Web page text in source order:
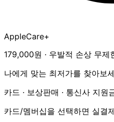
AppleCare+
179,000원 · 우발적 손상 무제
나에게 맞는 최저가를 찾아보
카드 · 보상판매 · 통신사 지
카드/멤버십을 선택하면 실결